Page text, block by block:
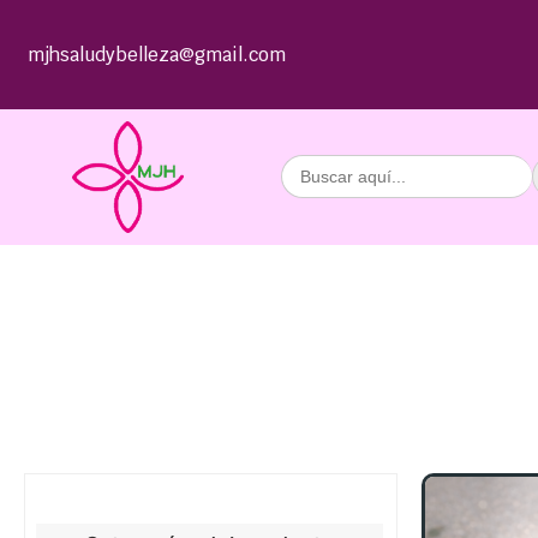
mjhsaludybelleza@gmail.com
Buscar: